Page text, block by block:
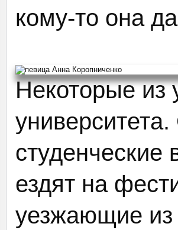
кому-то она
Некоторые из
студенческие
ездят на
уезжающие из